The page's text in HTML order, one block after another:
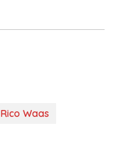
Rico Waas